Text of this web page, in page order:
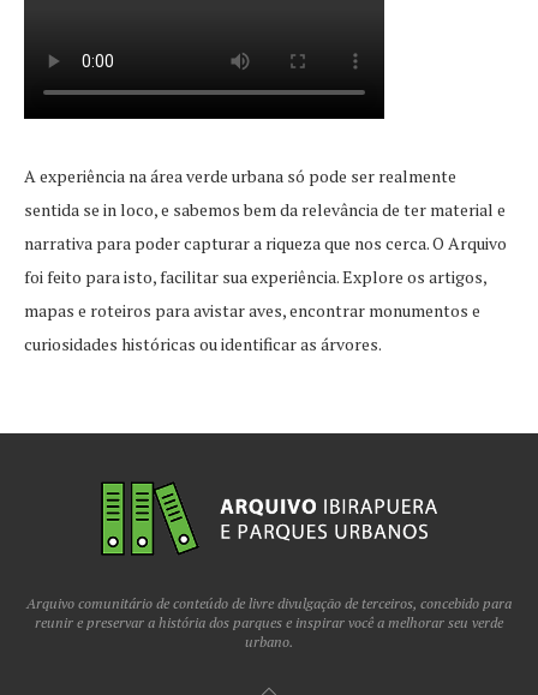
A experiência na área verde urbana só pode ser realmente
sentida se in loco, e sabemos bem da relevância de ter material e
narrativa para poder capturar a riqueza que nos cerca. O Arquivo
foi feito para isto, facilitar sua experiência. Explore os artigos,
mapas e roteiros para avistar aves, encontrar monumentos e
curiosidades históricas ou identificar as árvores.
Arquivo comunitário de conteúdo de livre divulgação de terceiros, concebido para
reunir e preservar a história dos parques e inspirar você a melhorar seu verde
urbano.